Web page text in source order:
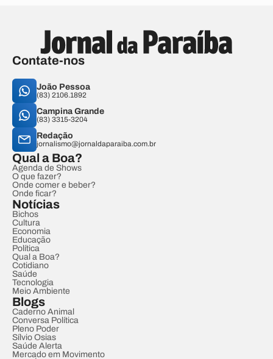
Contate-nos
João Pessoa
(83) 2106.1892
Campina Grande
(83) 3315-3204
Redação
jornalismo@jornaldaparaiba.com.br
Qual a Boa?
Agenda de Shows
O que fazer?
Onde comer e beber?
Onde ficar?
Notícias
Bichos
Cultura
Economia
Educação
Política
Qual a Boa?
Cotidiano
Saúde
Tecnologia
Meio Ambiente
Blogs
Caderno Animal
Conversa Política
Pleno Poder
Sílvio Osias
Saúde Alerta
Mercado em Movimento